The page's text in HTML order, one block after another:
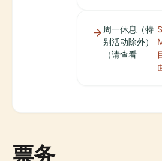
周一休息（特
别活动除外）
（请查看
票务